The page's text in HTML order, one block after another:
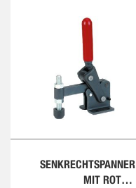
SENKRECHTSPANNER
MIT ROTEM